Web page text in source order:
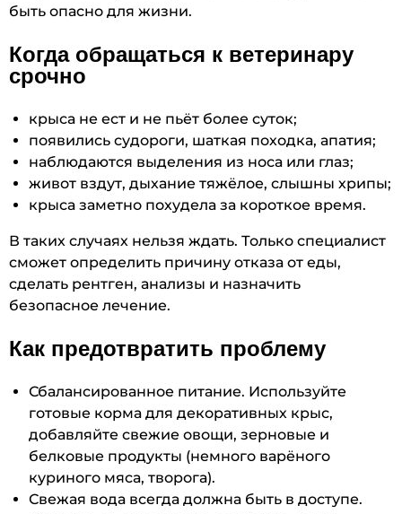
быть опасно для жизни.
Когда обращаться к ветеринару
срочно
крыса не ест и не пьёт более суток;
появились судороги, шаткая походка, апатия;
наблюдаются выделения из носа или глаз;
живот вздут, дыхание тяжёлое, слышны хрипы;
крыса заметно похудела за короткое время.
В таких случаях нельзя ждать. Только специалист
сможет определить причину отказа от еды,
сделать рентген, анализы и назначить
безопасное лечение.
Как предотвратить проблему
Сбалансированное питание. Используйте
готовые корма для декоративных крыс,
добавляйте свежие овощи, зерновые и
белковые продукты (немного варёного
куриного мяса, творога).
Свежая вода всегда должна быть в доступе.